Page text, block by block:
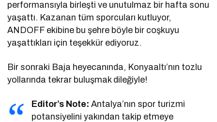
performansıyla birleşti ve unutulmaz bir hafta sonu
yaşattı. Kazanan tüm sporcuları kutluyor,
ANDOFF ekibine bu şehre böyle bir coşkuyu
yaşattıkları için teşekkür ediyoruz.
Bir sonraki Baja heyecanında, Konyaaltı’nın tozlu
yollarında tekrar buluşmak dileğiyle!
Editor’s Note: Antalya’nın spor turizmi
potansiyelini yakından takip etmeye